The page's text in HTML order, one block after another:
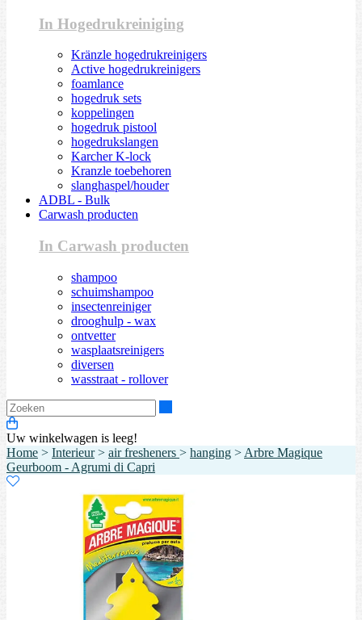
In Hogedrukreiniging
Kränzle hogedrukreinigers
Active hogedrukreinigers
foamlance
hogedruk sets
koppelingen
hogedruk pistool
hogedrukslangen
Karcher K-lock
Kranzle toebehoren
slanghaspel/houder
ADBL - Bulk
Carwash producten
In Carwash producten
shampoo
schuimshampoo
insectenreiniger
drooghulp - wax
ontvetter
wasplaatsreinigers
diversen
wasstraat - rollover
Uw winkelwagen is leeg!
Home > Interieur> air fresheners > hanging > Arbre Magique
Geurboom - Agrumi di Capri